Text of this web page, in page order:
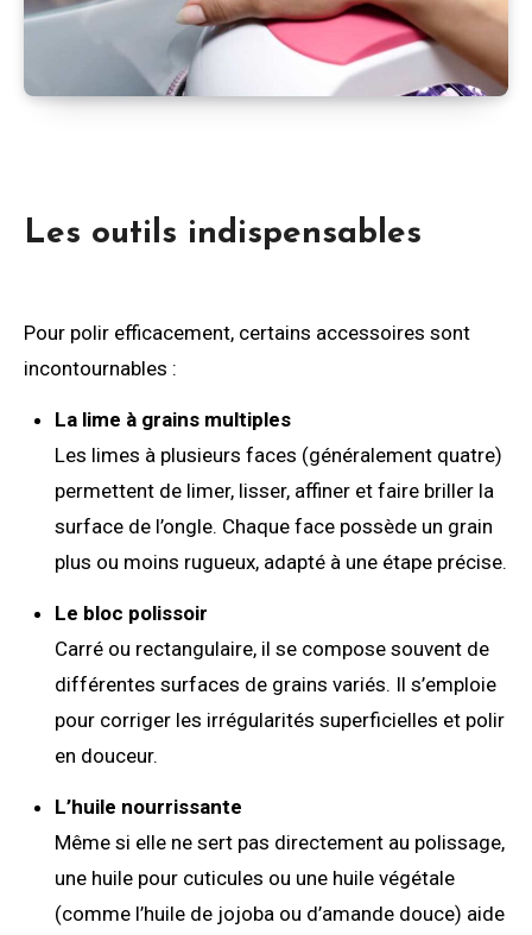
Les outils indispensables
Pour polir efficacement, certains accessoires sont
incontournables :
La lime à grains multiples
Les limes à plusieurs faces (généralement quatre)
permettent de limer, lisser, affiner et faire briller la
surface de l’ongle. Chaque face possède un grain
plus ou moins rugueux, adapté à une étape précise.
Le bloc polissoir
Carré ou rectangulaire, il se compose souvent de
différentes surfaces de grains variés. Il s’emploie
pour corriger les irrégularités superficielles et polir
en douceur.
L’huile nourrissante
Même si elle ne sert pas directement au polissage,
une huile pour cuticules ou une huile végétale
(comme l’huile de jojoba ou d’amande douce) aide